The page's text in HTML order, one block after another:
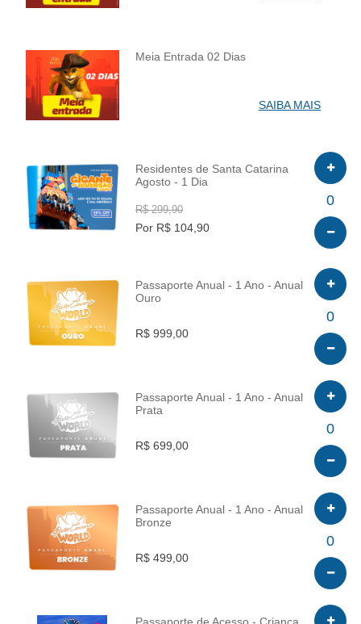
INFO
Meia Entrada 02 Dias
SAIBA MAIS
INFO
Residentes de Santa Catarina
Agosto - 1 Dia
R$ 299,90
Por R$ 104,90
0
INFO
Passaporte Anual - 1 Ano - Anual
Ouro
R$ 999,00
0
INFO
Passaporte Anual - 1 Ano - Anual
Prata
R$ 699,00
0
INFO
Passaporte Anual - 1 Ano - Anual
Bronze
R$ 499,00
0